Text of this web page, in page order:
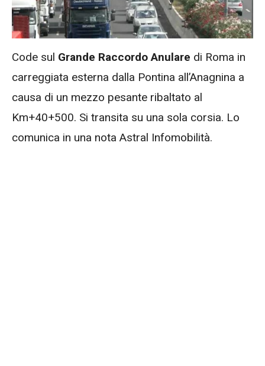
Code sul Grande Raccordo Anulare di Roma in
carreggiata esterna dalla Pontina all’Anagnina a
causa di un mezzo pesante ribaltato al
Km+40+500. Si transita su una sola corsia. Lo
comunica in una nota Astral Infomobilità.